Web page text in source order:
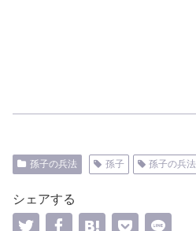
孫子の兵法 孫子 孫子の兵法
シェアする